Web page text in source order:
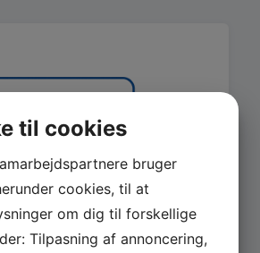
til cookies
bruger
cookies, til at
om dig til forskellige
Tilpasning af annoncering,